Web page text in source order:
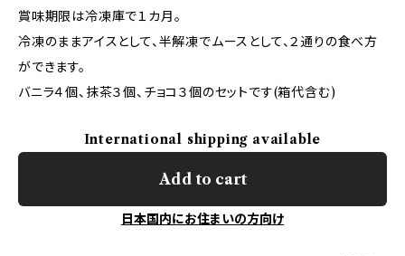
賞味期限は冷凍庫で１カ月。
冷凍のままアイスとして、半解凍でムースとして、２通りの食べ方
ができます。
バニラ４個、抹茶３個、チョコ３個のセットです(箱代含む)
International shipping available
Add to cart
日本国内にお住まいの方向け